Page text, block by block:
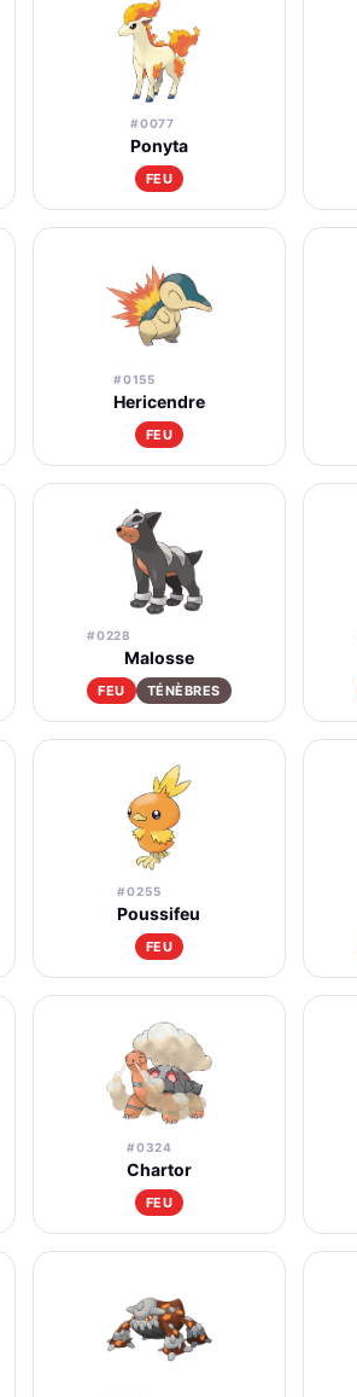
#0077
Ponyta
FEU
#0155
Hericendre
FEU
#0228
Malosse
FEU TÉNÈBRES
#0255
Poussifeu
FEU
#0324
Chartor
FEU